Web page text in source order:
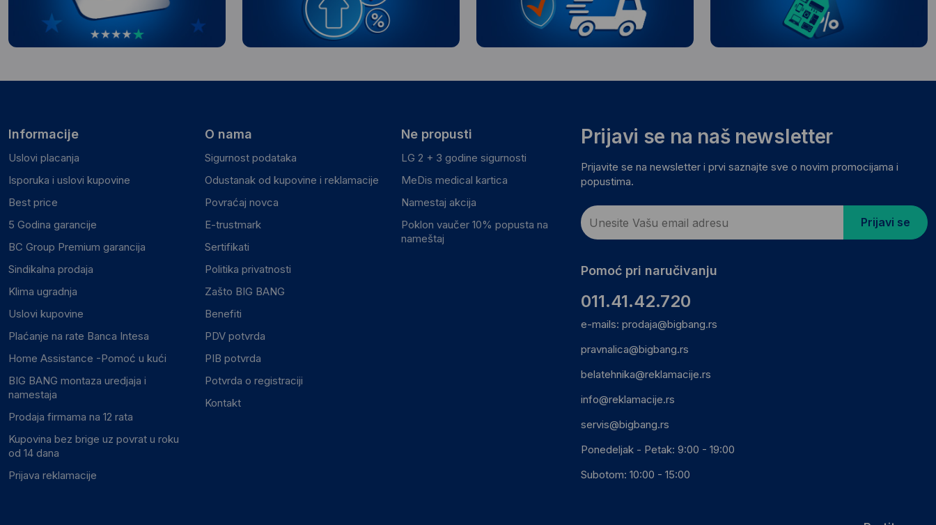
Informacije
Uslovi placanja
Isporuka i uslovi kupovine
Best price
5 Godina garancije
BC Group Premium garancija
Sindikalna prodaja
Klima ugradnja
Uslovi kupovine
Plaćanje na rate Banca Intesa
Home Assistance -Pomoć u kući
BIG BANG montaza uredjaja i
namestaja
Prodaja firmama na 12 rata
Kupovina bez brige uz povrat u roku
od 14 dana
Prijava reklamacije
O nama
Sigurnost podataka
Odustanak od kupovine i reklamacije
Povraćaj novca
E-trustmark
Sertifikati
Politika privatnosti
Zašto BIG BANG
Benefiti
PDV potvrda
PIB potvrda
Potvrda o registraciji
Kontakt
Ne propusti
LG 2 + 3 godine sigurnosti
MeDis medical kartica
Namestaj akcija
Poklon vaučer 10% popusta na
nameštaj
Prijavi se na naš newsletter
Prijavite se na newsletter i prvi saznajte sve o novim promocijama i
popustima.
Prijavi se
Pomoć pri naručivanju
011.41.42.720
e-mails: prodaja@bigbang.rs
pravnalica@bigbang.rs
belatehnika@reklamacije.rs
info@reklamacije.rs
servis@bigbang.rs
Ponedeljak - Petak: 9:00 - 19:00
Subotom: 10:00 - 15:00